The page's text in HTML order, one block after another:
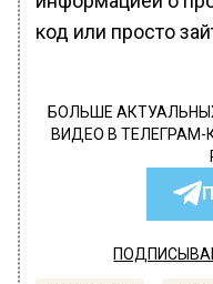
код или просто
БОЛЬШЕ
ВИДЕО В